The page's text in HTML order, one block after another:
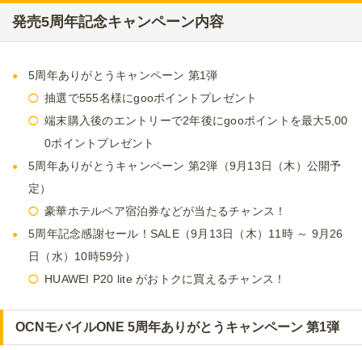
発売5周年記念キャンペーン内容
5周年ありがとうキャンペーン 第1弾
抽選で555名様にgooポイントプレゼント
端末購入後のエントリーで2年後にgooポイントを最大5,00
0ポイントプレゼント
5周年ありがとうキャンペーン 第2弾（9月13日（木）公開予
定）
豪華ホテルペア宿泊券などが当たるチャンス！
5周年記念感謝セール！SALE（9月13日（木）11時 ～ 9月26
日（水）10時59分）
HUAWEI P20 lite がおトクに買えるチャンス！
OCNモバイルONE 5周年ありがとうキャンペーン 第1弾